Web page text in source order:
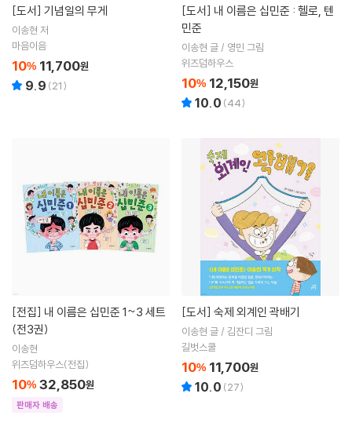
[도서] 기념일의 무게
이송현 저
마음이음
10% 11,700원
9.9 (21)
[도서]
민준
이송현 글 / 영민 그림
위즈덤하우스
10% 12,150원
10.0 (44)
[전집]
(전3권)
이송현
위즈덤하우스(전집)
10% 32,850원
판매자 배송
[도서] 숙제 외계인 곽배기
이송현 글 / 김잔디 그림
길벗스쿨
10% 11,700원
10.0 (27)